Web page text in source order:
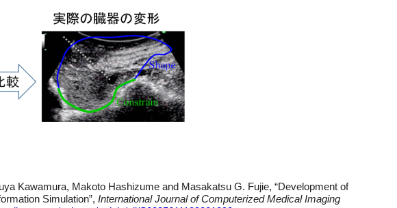
Kawamura, Makoto Hashizume and Masakatsu G. Fujie, “Development of
Simulation”,International Journal of Computerized Medical Imaging